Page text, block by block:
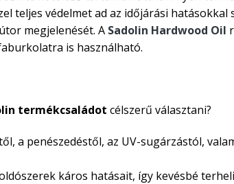
teljes védelmet ad az időjárási hatásokkal
megjelenését. A Sadolin Hardwood Oil
is használható.
termékcsaládot célszerű választani?
a penészedéstől, az UV-sugárzástól,
káros hatásait, így kevésbé